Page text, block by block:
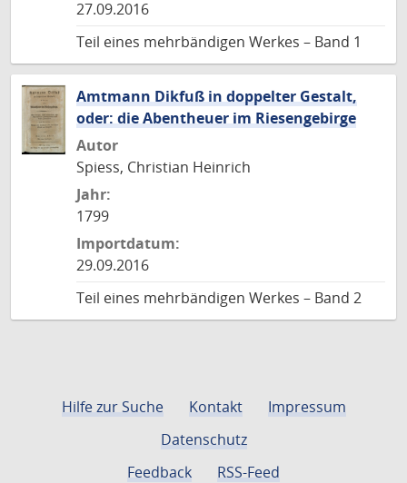
27.09.2016
Teil eines mehrbändigen Werkes – Band 1
Amtmann Dikfuß in doppelter Gestalt,
oder: die Abentheuer im Riesengebirge
Autor
Spiess, Christian Heinrich
Jahr:
1799
Importdatum:
29.09.2016
Teil eines mehrbändigen Werkes – Band 2
Hilfe zur Suche Kontakt
Impressum
Datenschutz
Feedback
RSS-Feed